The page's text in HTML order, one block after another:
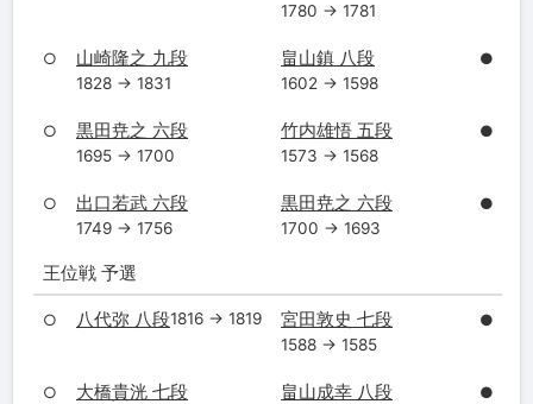
1780 → 1781
○ 山崎隆之 九段
1828 → 1831
畠山鎮 八段
1602 → 1598
●
○ 黒田尭之 六段
1695 → 1700
竹内雄悟 五段
1573 → 1568
●
○ 出口若武 六段
1749 → 1756
黒田尭之 六段
1700 → 1693
●
王位戦 予選
○ 八代弥 八段1816 → 1819 宮田敦史 七段
1588 → 1585
●
○ 大橋貴洸 七段 畠山成幸 八段 ●